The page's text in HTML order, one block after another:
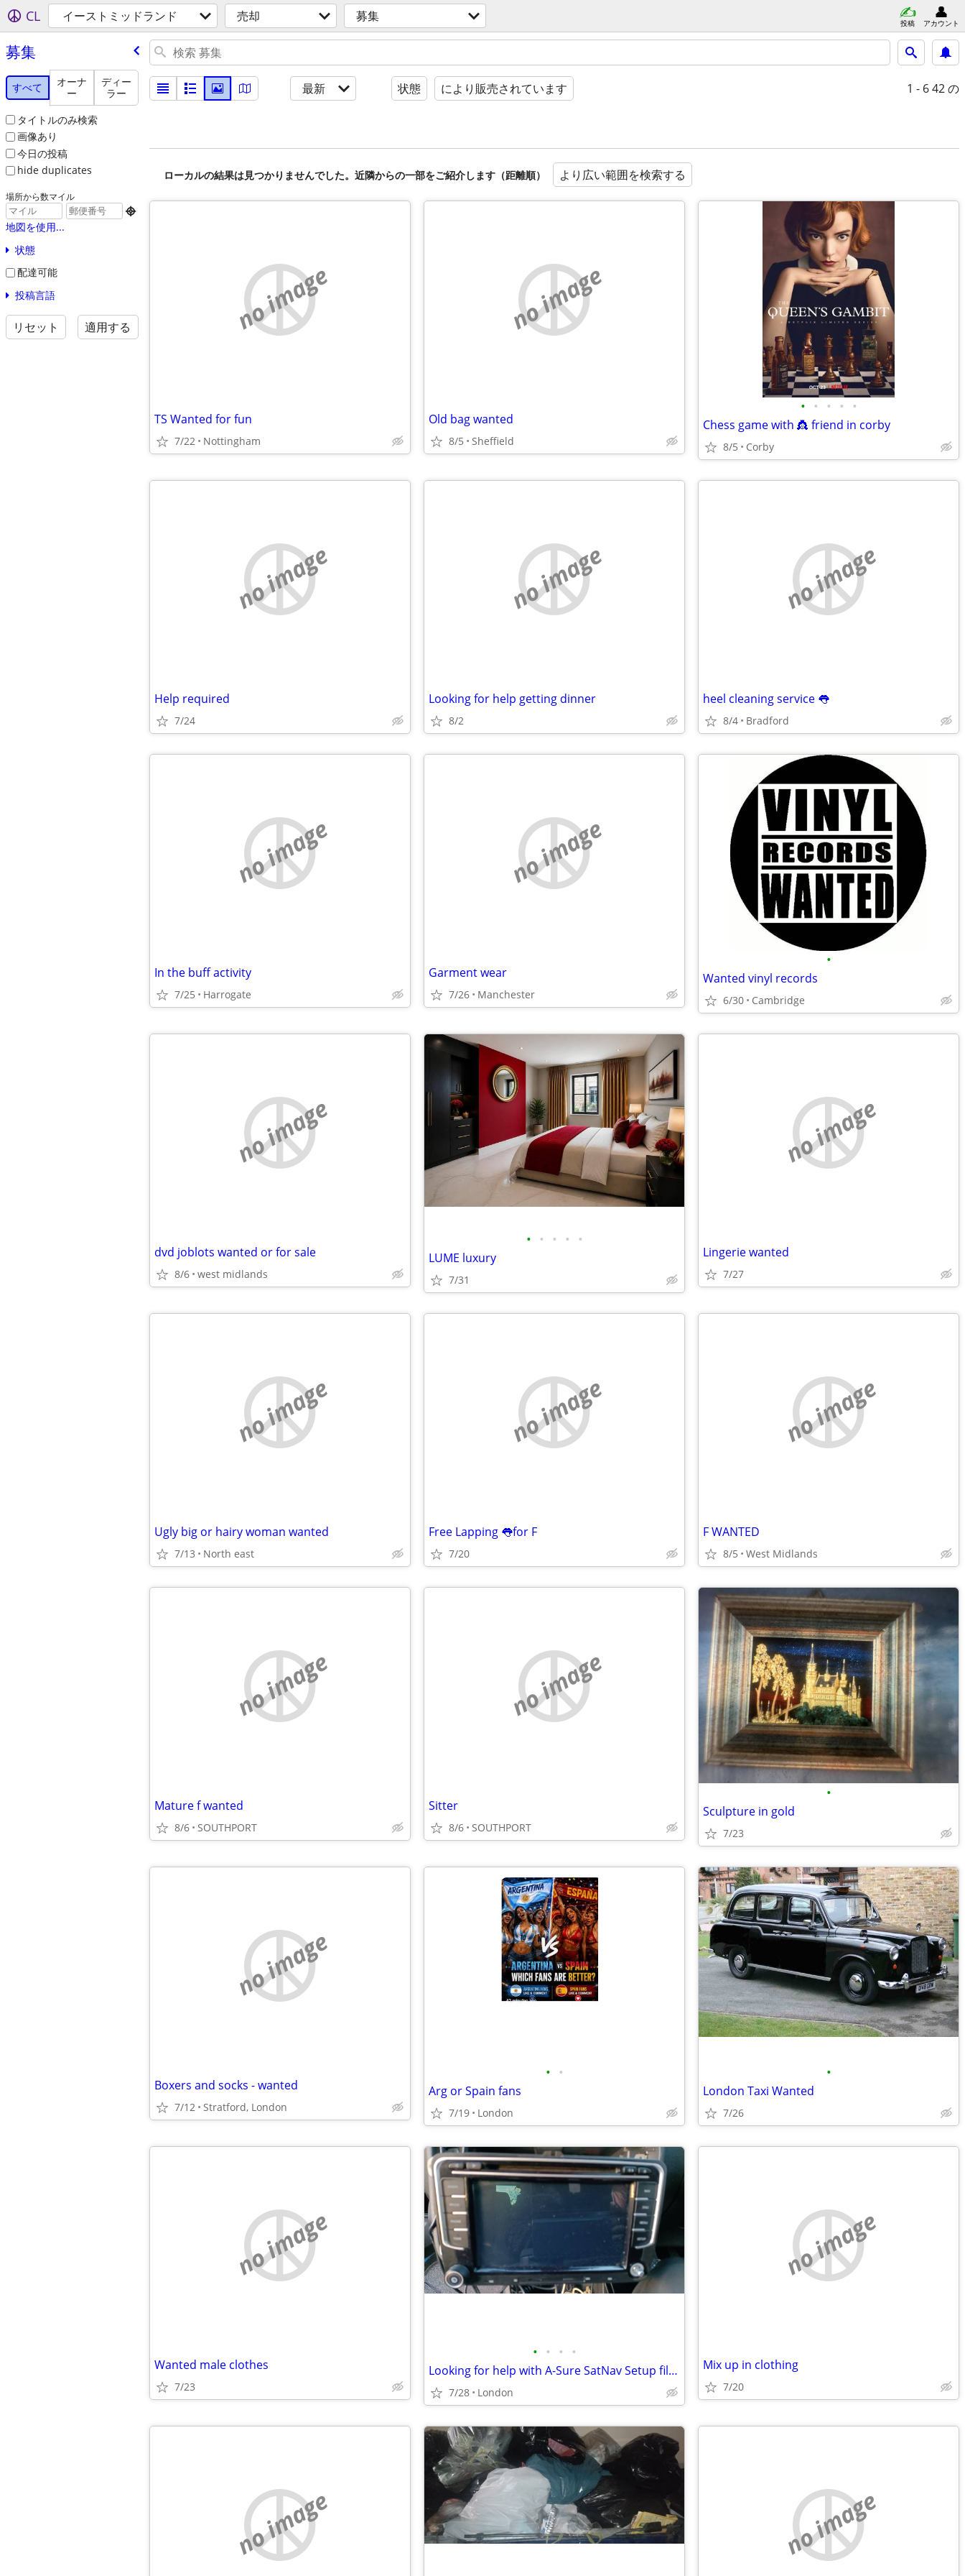
CL イーストミッドランド 売却 募集 投稿 アカウント
募集
すべて
オーナ
ー
ディー
ラー
タイトルのみ検索
画像あり
今日の投稿
hide duplicates
場所から数マイル

地図を使用...
状態
配達可能
投稿言語
リセット 適用する
最新 状態 により販売されています 1 - 642 の
ローカルの結果は見つかりませんでした。近隣からの一部をご紹介します（距離順） より広い範囲を検索する
no image
TS Wanted for fun
7/22 Nottingham
no image
Old bag wanted
8/5 Sheffield
• • • • •
Chess game with 👸 friend in corby
8/5 Corby
no image
Help required
7/24
no image
Looking for help getting dinner
8/2
no image
heel cleaning service 👅
8/4 Bradford
no image
In the buff activity
7/25 Harrogate
no image
Garment wear
7/26 Manchester
•
Wanted vinyl records
6/30 Cambridge
no image
dvd joblots wanted or for sale
8/6 west midlands
• • • • •
LUME luxury
7/31
no image
Lingerie wanted
7/27
no image
Ugly big or hairy woman wanted
7/13 North east
no image
Free Lapping 👅for F
7/20
no image
F WANTED
8/5 West Midlands
no image
Mature f wanted
8/6 SOUTHPORT
no image
Sitter
8/6 SOUTHPORT
•
Sculpture in gold
7/23
no image
Boxers and socks - wanted
7/12 Stratford, London
• •
Arg or Spain fans
7/19 London
•
London Taxi Wanted
7/26
no image
Wanted male clothes
7/23
• • • •
Looking for help with A-Sure SatNav Setup files - IGO Primo
7/28 London
no image
Mix up in clothing
7/20
no image no image